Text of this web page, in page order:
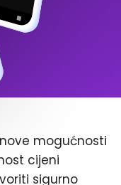
mogućnosti
cijeni
sigurno